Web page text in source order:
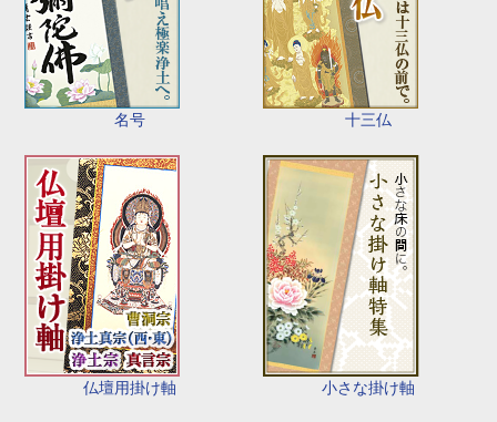
名号 十三仏
仏壇用掛け軸 小さな掛け軸